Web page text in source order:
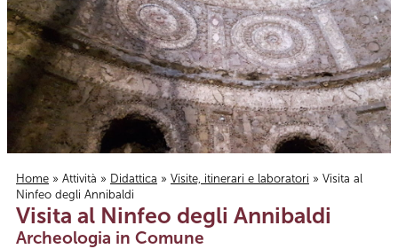
Tu sei qui
Home » Attività » Didattica » Visite, itinerari e laboratori » Visita al
Ninfeo degli Annibaldi
Visita al Ninfeo degli Annibaldi
Archeologia in Comune